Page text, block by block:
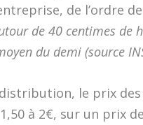
de l’ordre
de 40 centimes de
du demi (source
le prix
à 2€, sur un prix